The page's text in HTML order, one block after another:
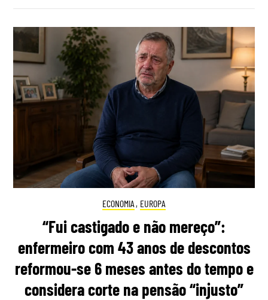
ECONOMIA , EUROPA
“Fui castigado e não mereço”:
enfermeiro com 43 anos de descontos
reformou-se 6 meses antes do tempo e
considera corte na pensão “injusto”